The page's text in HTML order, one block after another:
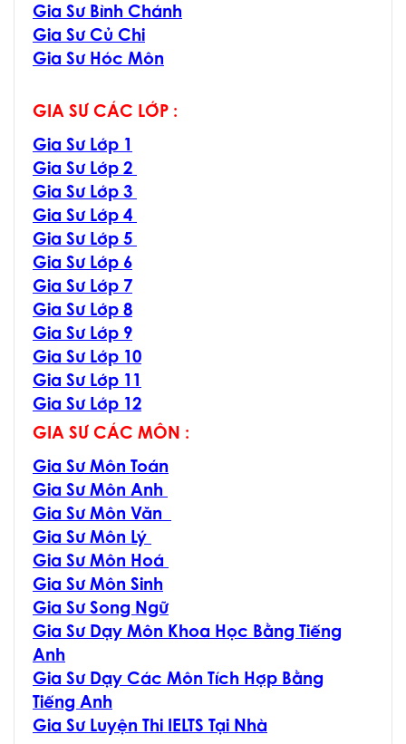
Gia Sư Bình Chánh
Gia Sư Củ Chi
Gia Sư Hóc Môn
GIA SƯ CÁC LỚP :
Gia Sư Lớp 1
Gia Sư Lớp 2
Gia Sư Lớp 3
Gia Sư Lớp 4
Gia Sư Lớp 5
Gia Sư Lớp 6
Gia Sư Lớp 7
Gia Sư Lớp 8
Gia Sư Lớp 9
Gia Sư Lớp 10
Gia Sư Lớp 11
Gia Sư Lớp 12
GIA SƯ CÁC MÔN :
Gia Sư Môn Toán
Gia Sư Môn Anh
Gia Sư Môn Văn
Gia Sư Môn Lý
Gia Sư Môn Hoá
Gia Sư Môn Sinh
Gia Sư Song Ngữ
Gia Sư Dạy Môn Khoa Học Bằng Tiếng
Anh
Gia Sư Dạy Các Môn Tích Hợp Bằng
Tiếng Anh
Gia Sư Luyện Thi IELTS Tại Nhà